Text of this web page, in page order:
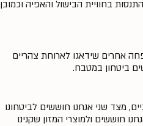
בחוויית הבישול והאפיה וכמובן
אחרים שידאגו לארוחת צהריים
ביטחון במטבח.
מצד שני אנחנו חוששים לביטחונו
חוששים ולמוצרי המזון שקנינו